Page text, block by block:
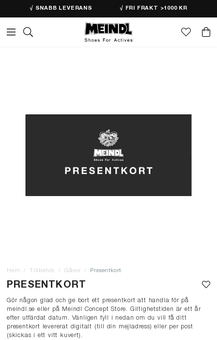
√ SNABB LEVERANS √ FRI FRAKT >1000 KR
Hem Tillbehör Gåvor Presentkort
PRESENTKORT
Gör någon glad och ge bort ett presentkort att handla för på
meindl.se eller på Meindl Concept Store. Giltighetstiden är ett år
efter utfärdat datum. Vänligen fyll i nedan om du vill få ditt
presentkort levererat digitalt (till din mejladress) eller per post
(skickas i ett vitt kuvert).